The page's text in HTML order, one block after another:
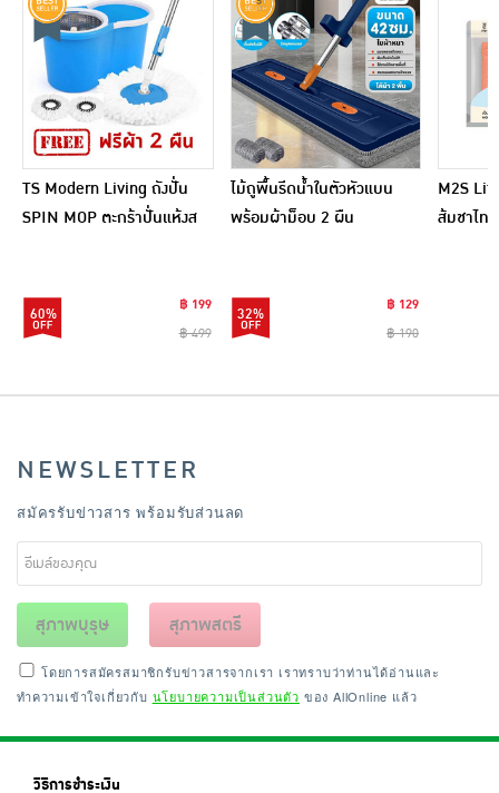
TS Modern Living ถังปั่น
SPIN MOP ตะกร้าปั่นแห้งส
60%
฿ 199
฿ 499
ไม้ถูพื้นรีดน้ำในตัวหัวแบน
พร้อมผ้าม็อบ 2 ผืน
32%
฿ 129
฿ 190
M2S
ส้มชาไท
NEWSLETTER
สมัครรับข่าวสาร พร้อมรับส่วนลด
สุภาพบุรุษ สุภาพสตรี
โดยการสมัครสมาชิกรับข่าวสารจากเรา เราทราบว่าท่านได้อ่านและ
ทำความเข้าใจเกี่ยวกับ นโยบายความเป็นส่วนตัว ของ AllOnline แล้ว
วิธีการชำระเงิน